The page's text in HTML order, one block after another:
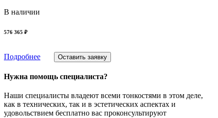
В наличии
576 365 ₽
Подробнее Оставить заявку
Нужна помощь специалиста?
Наши специалисты владеют всеми тонкостями в этом деле,
как в технических, так и в эстетических аспектах и
удовольствием бесплатно вас проконсультируют